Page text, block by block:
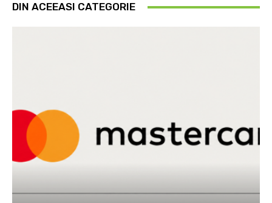
DIN ACEEASI CATEGORIE